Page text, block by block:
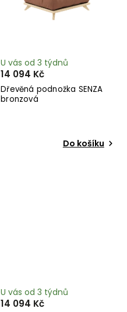
Dřevěná podnožka SENZA
bronzová
U vás od 3 týdnů
14 094 Kč
Do košíku
U vás od 3 týdnů
14 094 Kč